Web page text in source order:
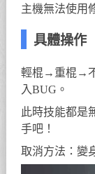
主機無法使用
具體操作
輕棍→重棍→
入BUG。
此時技能都是
手吧！
取消方法：變